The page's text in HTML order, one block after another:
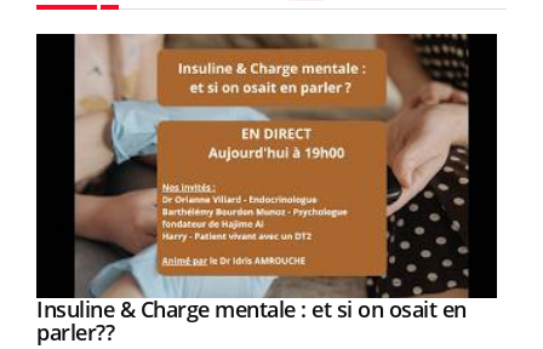
Youtube
Insuline & Charge mentale : et si on osait en
parler??Youtube